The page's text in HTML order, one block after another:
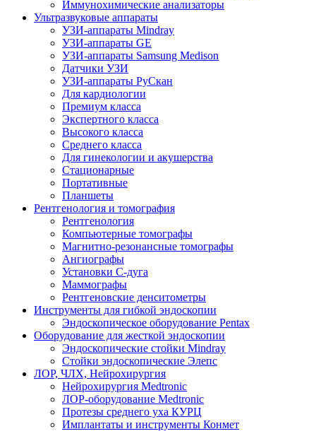
Иммунохимические анализаторы
Ультразвуковые аппараты
УЗИ-аппараты Mindray
УЗИ-аппараты GE
УЗИ-аппараты Samsung Medison
Датчики УЗИ
УЗИ-аппараты РуСкан
Для кардиологии
Премиум класса
Экспертного класса
Высокого класса
Среднего класса
Для гинекологии и акушерства
Стационарные
Портативные
Планшеты
Рентгенология и томография
Рентгенология
Компьютерные томографы
Магнитно-резонансные томографы
Ангиографы
Установки С-дуга
Маммографы
Рентгеновские денситометры
Инструменты для гибкой эндоскопии
Эндоскопическое оборудование Pentax
Оборудование для жесткой эндоскопии
Эндоскопические стойки Mindray
Стойки эндоскопические Элепс
ЛОР, ЧЛХ, Нейрохирургия
Нейрохирургия Medtronic
ЛОР-оборудование Medtronic
Протезы среднего уха КУРЦ
Имплантаты и инструменты Конмет